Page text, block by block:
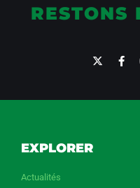
RESTONS
EXPLORER
Actualités